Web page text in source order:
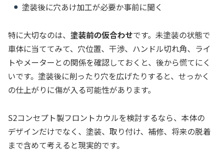
塗装後に穴あけ加工が必要か事前に聞く
特に大切なのは、 塗装前の仮合わせです。未塗装の状態で
車体に当ててみて、穴位置、干渉、ハンドル切れ角、ライ
トやメーターとの関係を確認しておくと、後から慌てにく
いです。塗装後に削ったり穴を広げたりすると、せっかく
の仕上がりに傷が入る可能性があります。
S2コンセプト製フロントカウルを検討するなら、本体の
デザインだけでなく、塗装、取り付け、補修、将来の脱着
まで含めて考えると現実的です。